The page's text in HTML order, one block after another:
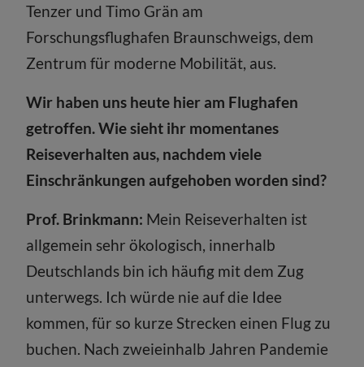
Tenzer und Timo Grän am
Forschungsflughafen Braunschweigs, dem
Zentrum für moderne Mobilität, aus.
Wir haben uns heute hier am Flughafen
getroffen. Wie sieht ihr momentanes
Reiseverhalten aus, nachdem viele
Einschränkungen aufgehoben worden sind?
Prof. Brinkmann: Mein Reiseverhalten ist
allgemein sehr ökologisch, innerhalb
Deutschlands bin ich häufig mit dem Zug
unterwegs. Ich würde nie auf die Idee
kommen, für so kurze Strecken einen Flug zu
buchen. Nach zweieinhalb Jahren Pandemie